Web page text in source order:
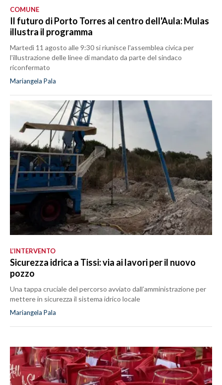
COMUNE
Il futuro di Porto Torres al centro dell'Aula: Mulas
illustra il programma
Martedì 11 agosto alle 9:30 si riunisce l'assemblea civica per
l'illustrazione delle linee di mandato da parte del sindaco
riconfermato
Mariangela Pala
L’INTERVENTO
Sicurezza idrica a Tissi: via ai lavori per il nuovo
pozzo
Una tappa cruciale del percorso avviato dall’amministrazione per
mettere in sicurezza il sistema idrico locale
Mariangela Pala